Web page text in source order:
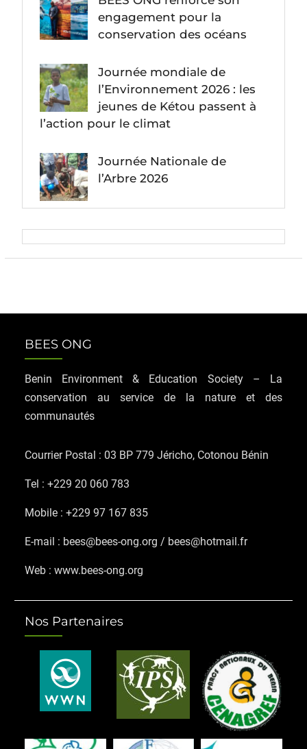
engagement pour la
conservation des océans
Journée mondiale de
l’Environnement 2026 : les
jeunes de Kétou passent à
l’action pour le climat
Journée Nationale de
l’Arbre 2026
BEES ONG
Benin Environment & Education Society – La
conservation au service de la nature et des
communautés
Courrier Postal : 03 BP 779 Jéricho, Cotonou Bénin
Tel : +229 20 060 783
Mobile : +229 97 167 835
E-mail : bees@bees-ong.org / bees@hotmail.fr
Web : www.bees-ong.org
Nos Partenaires